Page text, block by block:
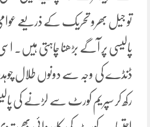
تو جیل بھرو تحریک کے ذریعے
پالیسی پر آگے بڑھنا چاہتی ہیں۔
ڈنڈے کی وجہ سے دونوں طلال
رکھ کر سپریم کورٹ سے لڑنے کی